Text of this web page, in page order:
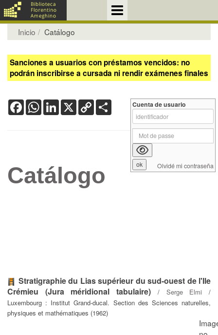
Inicio Catálogo
Sanciones a usuarios con préstamos vencidos: no
podrán inscribirse a cursada ni rendir exámenes finales
FacebookWhatsApp
LinkedIn
X Copy
Link
Catálogo
Stratigraphie du Lias supérieur du sud-ouest de l'Ile
Crémieu (Jura méridional tabulaire) / Serge Elmi /
Luxembourg : Institut Grand-ducal. Section des Sciences naturelles,
physiques et mathématiques (1962)
Cuenta de usuario
Olvidé mi contraseña